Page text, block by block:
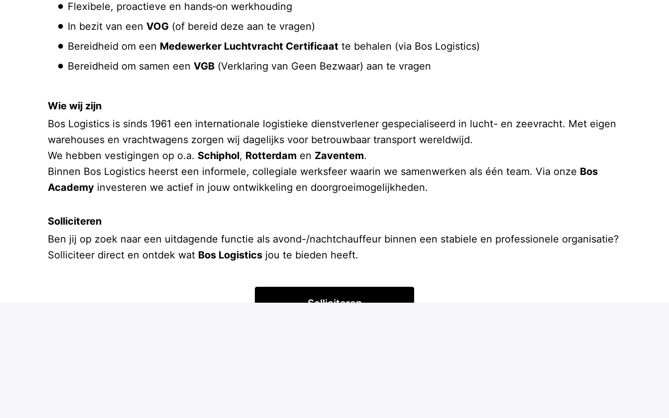
Flexibele, proactieve en hands‑on werkhouding
In bezit van een VOG (of bereid deze aan te vragen)
Bereidheid om een Medewerker Luchtvracht Certificaat te behalen (via Bos Logistics)
Bereidheid om samen een VGB (Verklaring van Geen Bezwaar) aan te vragen
Wie wij zijn
Bos Logistics is sinds 1961 een internationale logistieke dienstverlener gespecialiseerd in lucht- en zeevracht. Met eigen
warehouses en vrachtwagens zorgen wij dagelijks voor betrouwbaar transport wereldwijd.
We hebben vestigingen op o.a. Schiphol, Rotterdam en Zaventem.
Binnen Bos Logistics heerst een informele, collegiale werksfeer waarin we samenwerken als één team. Via onze Bos
Academy investeren we actief in jouw ontwikkeling en doorgroeimogelijkheden.
Solliciteren
Ben jij op zoek naar een uitdagende functie als avond-/nachtchauffeur binnen een stabiele en professionele organisatie?
Solliciteer direct en ontdek wat Bos Logistics jou te bieden heeft.
Solliciteren